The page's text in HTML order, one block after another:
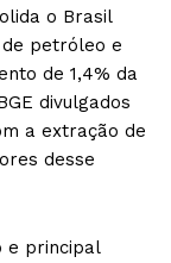
o Brasil
petróleo e
de 1,4% da
divulgados
a extração de
desse
e principal